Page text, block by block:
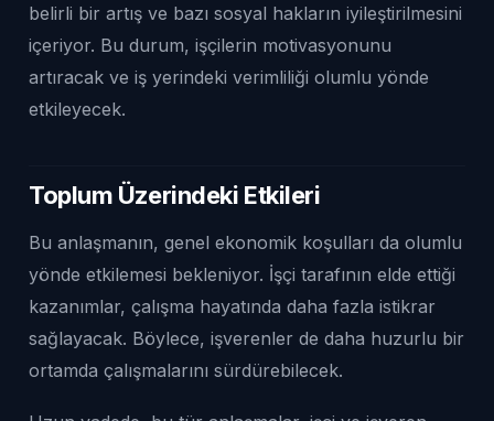
belirli bir artış ve bazı sosyal hakların iyileştirilmesini
içeriyor. Bu durum, işçilerin motivasyonunu
artıracak ve iş yerindeki verimliliği olumlu yönde
etkileyecek.
Toplum Üzerindeki Etkileri
Bu anlaşmanın, genel ekonomik koşulları da olumlu
yönde etkilemesi bekleniyor. İşçi tarafının elde ettiği
kazanımlar, çalışma hayatında daha fazla istikrar
sağlayacak. Böylece, işverenler de daha huzurlu bir
ortamda çalışmalarını sürdürebilecek.